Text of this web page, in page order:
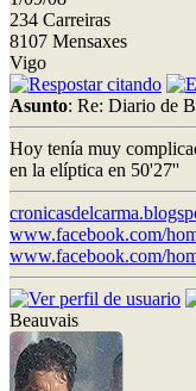
234 Carreiras
8107 Mensaxes
Vigo
Asunto: Re: Diario de
Hoy tenía muy
en la elíptica en 50'27''
www.facebook.com/
www.facebook.com/
Beauvais